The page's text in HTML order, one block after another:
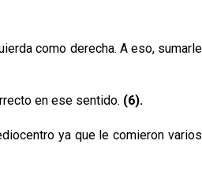
como derecha. A eso, sumarle
en ese sentido. (6).
ya que le comieron varios